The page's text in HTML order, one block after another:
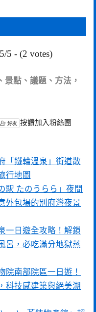
5 - (2 votes)
景點、議題、方法，
按讚加入粉絲團
「鐵輪溫泉」街道散
行地圖
駅 たのうらら」夜間
外包場的別府灣夜景
一日遊全攻略！解鎖
呂，必吃滿分地獄蒸
院南部院區一日遊！
科技感建築與絕美湖